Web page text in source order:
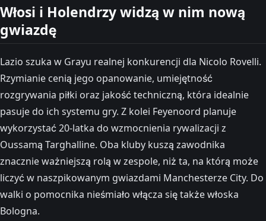
Włosi i Holendrzy widzą w nim nową
gwiazdę
Lazio szuka w Grayu realnej konkurencji dla Nicolo Rovelli.
Rzymianie cenią jego opanowanie, umiejętność
rozgrywania piłki oraz jakość techniczną, która idealnie
pasuje do ich systemu gry. Z kolei Feyenoord planuje
wykorzystać 20-latka do wzmocnienia rywalizacji z
Oussamą Targhalline. Oba kluby kuszą zawodnika
znacznie ważniejszą rolą w zespole, niż ta, na którą może
liczyć w naszpikowanym gwiazdami Manchesterze City. Do
walki o pomocnika nieśmiało włącza się także włoska
Bologna.